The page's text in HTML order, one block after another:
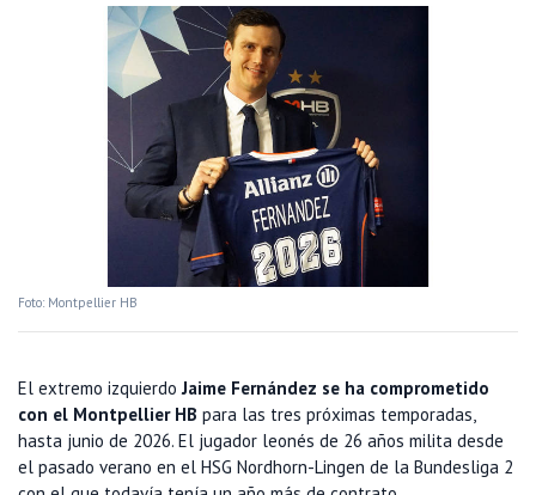
Foto: Montpellier HB
El extremo izquierdoJaime Fernández se ha comprometido
con el Montpellier HB para las tres próximas temporadas,
hasta junio de 2026. El jugador leonés de 26 años milita desde
el pasado verano en el HSG Nordhorn-Lingen de la Bundesliga 2